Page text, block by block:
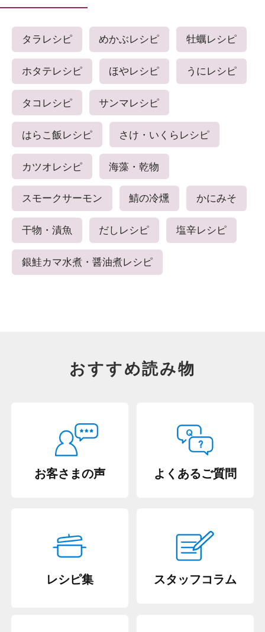
タラレシピ めかぶレシピ 牡蠣レシピ
ホタテレシピ ほやレシピ うにレシピ
タコレシピ サンマレシピ
はらこ飯レシピ さけ・いくらレシピ
カツオレシピ 海藻・乾物
スモークサーモン 鯖の冷燻 かにみそ
干物・漬魚 だしレシピ 塩辛レシピ
銀鮭カマ水煮・醤油煮レシピ
おすすめ読み物
お客さまの声 よくあるご質問
レシピ集 スタッフコラム